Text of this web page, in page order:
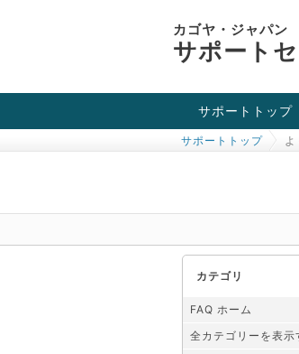
カゴヤ・ジャパン
サポート
サポートトップ
お役立ち情報
チュートリアル
障害・メンテナンス
サポートトップ よ
カテゴリ
FAQ ホーム
全カテゴリーを表示